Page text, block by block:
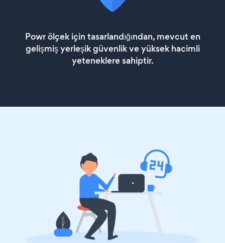
Powr ölçek için tasarlandığından, mevcut en
gelişmiş yerleşik güvenlik ve yüksek hacimli
yeteneklere sahiptir.